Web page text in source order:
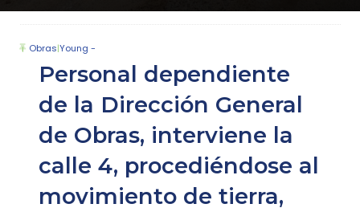
Obras|Young -
Personal dependiente
de la Dirección General
de Obras, interviene la
calle 4, procediéndose al
movimiento de tierra,